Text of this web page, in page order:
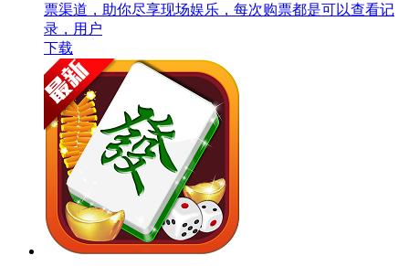
票渠道，助你尽享现场娱乐，每次购票都是可以查看记
录，用户
下载